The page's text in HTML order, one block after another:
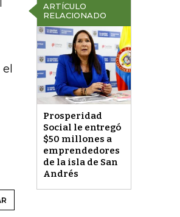
ARTÍCULO
RELACIONADO
Prosperidad
Social le entregó
$50 millones a
emprendedores
de la isla de San
Andrés